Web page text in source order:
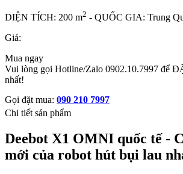
DIỆN TÍCH: 200 m2 - QUỐC GIA: Trung
Giá:
Mua ngay
Vui lòng gọi Hotline/Zalo 0902.10.7997 để
nhất!
Gọi đặt mua: 090 210 7997
Chi tiết sản phẩm
Deebot X1 OMNI quốc tế -
mới của robot hút bụi lau